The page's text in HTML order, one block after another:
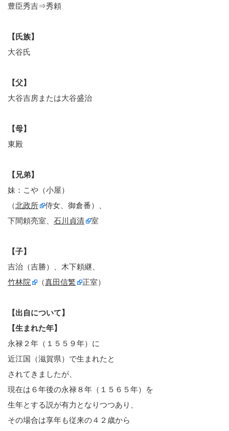
豊臣秀吉⇒秀頼
【氏族】
大谷氏
【父】
大谷吉房または大谷盛治
【母】
東殿
【兄弟】
妹：こや（小屋）
（北政所
侍女、御倉番）、
下間頼亮室、 石川貞清 室
【子】
吉治（吉勝）、木下頼継、
竹林院
（真田信繁 正室）
【出自について】
【生まれた年】
永禄２年（１５５９年）に
近江国（滋賀県）で生まれたと
されてきましたが、
現在は６年後の永禄８年（１５６５年）を
生年とする説が有力となりつつあり、
その場合は享年も従来の４２歳から